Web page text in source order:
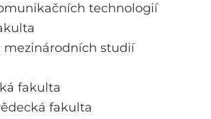
technologií
mezinárodních studií
fakulta
fakulta